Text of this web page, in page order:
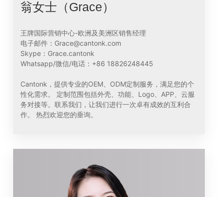
翁女士（Grace）
王牌国际营销中心-欧洲及美洲区销售经理
电子邮件：Grace@cantonk.com
Skype：Grace.cantonk
Whatsapp/微信/电话：+86 18826248445
Cantonk，提供专业的OEM、ODM定制服务，满足您的个
性化需求。 定制范围包括外壳、功能、Logo、APP、云服
务对接等。联系我们，让我们进行一次卓有成效的互利合
作。 热烈欢迎您的垂询。